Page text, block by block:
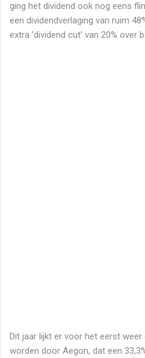
ging het dividend ook nog eens
een dividendverlaging van ruim
extra 'dividend cut' van 20% over
Dit jaar lijkt er voor het eerst
worden door Aegon, dat een